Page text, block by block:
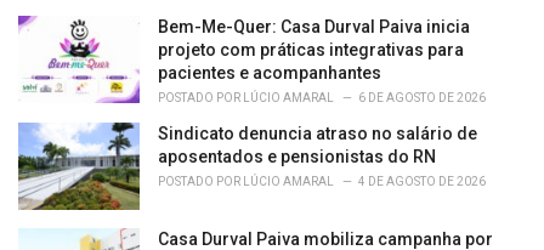
i
Bem-Me-Quer: Casa Durval Paiva inicia
projeto com práticas integrativas para
pacientes e acompanhantes
POSTADO POR LÚCIO AMARAL 6 DE AGOSTO DE 2026
Sindicato denuncia atraso no salário de
aposentados e pensionistas do RN
POSTADO POR LÚCIO AMARAL 4 DE AGOSTO DE 2026
Casa Durval Paiva mobiliza campanha por